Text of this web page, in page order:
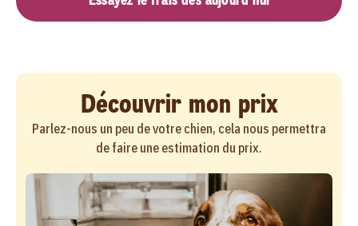
Découvrir mon prix
Parlez-nous un peu de votre chien, cela nous permettra
de faire une estimation du prix.